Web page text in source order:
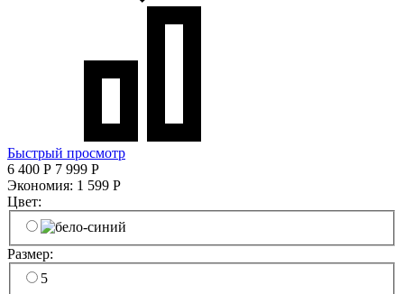
Быстрый просмотр
6 400 Р 7 999 Р
Экономия: 1 599 Р
Цвет:
Размер:
5